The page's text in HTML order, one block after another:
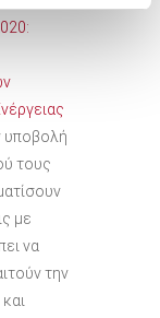
υποβολή
τους
με
να
την